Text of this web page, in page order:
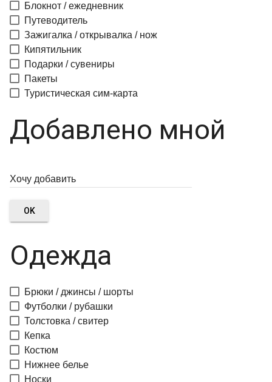
Блокнот / ежедневник
Путеводитель
Зажигалка / открывалка / нож
Кипятильник
Подарки / сувениры
Пакеты
Туристическая сим-карта
Добавлено мной
OK
Одежда
Брюки / джинсы / шорты
Футболки / рубашки
Толстовка / свитер
Кепка
Костюм
Нижнее белье
Носки